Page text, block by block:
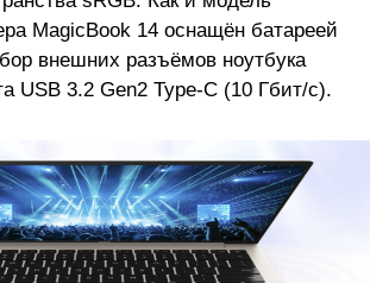
MagicBook 14 оснащён батареей
внешних разъёмов ноутбука
USB 3.2 Gen2 Type-C (10 Гбит/с).